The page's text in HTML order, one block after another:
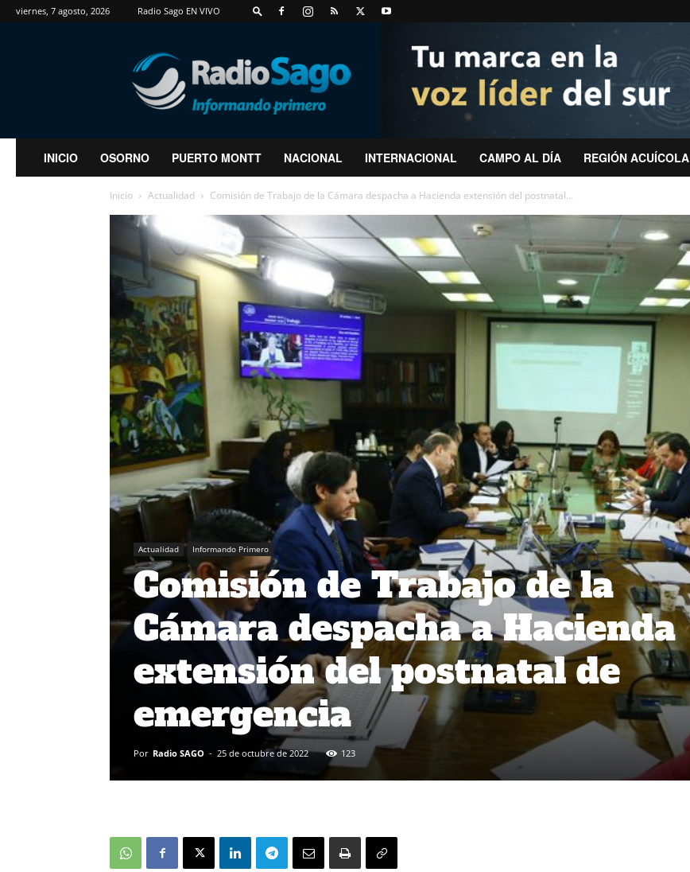
viernes, 7 agosto, 2026 Radio Sago EN VIVO
RadioSago
INICIO OSORNO PUERTO MONTT NACIONAL INTERNACIONAL CAMPO AL DÍA REGIÓN ACUÍCOLA
Inicio Actualidad Comisión de Trabajo de la Cámara despacha a Hacienda extensión del postnatal...
Actualidad Informando Primero
Comisión de Trabajo de la
Cámara despacha a Hacienda
extensión del postnatal de
emergencia
Por Radio SAGO - 25 de octubre de 2022 123